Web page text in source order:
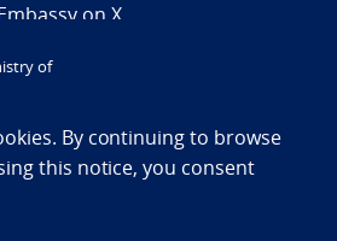
on X
/ Accessibility statement
of
By continuing to browse
this notice, you consent